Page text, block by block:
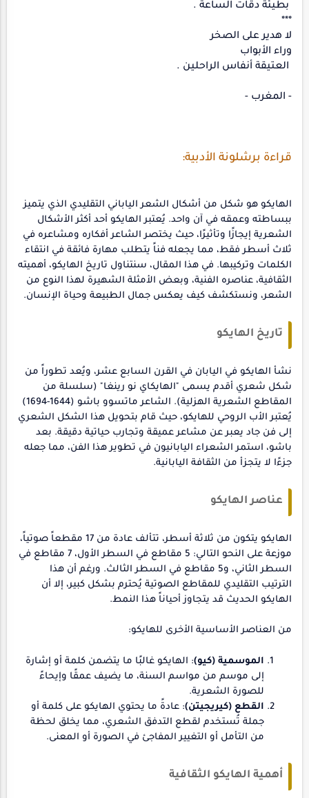
بطيئة دقات الساعة .
***
لا هدير على الصخر
وراء الأبواب
العتيقة أنفاس الراحلين .
- المغرب -
قراءة برشلونة الأدبية:
الهايكو هو شكل من أشكال الشعر الياباني التقليدي الذي يتميز
ببساطته وعمقه في آن واحد. يُعتبر الهايكو أحد أكثر الأشكال
الشعرية إيجازًا وتأثيرًا، حيث يختصر الشاعر أفكاره ومشاعره في
ثلاث أسطر فقط، مما يجعله فناً يتطلب مهارة فائقة في انتقاء
الكلمات وتركيبها. في هذا المقال، سنتناول تاريخ الهايكو، أهميته
الثقافية، عناصره الفنية، وبعض الأمثلة الشهيرة لهذا النوع من
الشعر، ونستكشف كيف يعكس جمال الطبيعة وحياة الإنسان.
تاريخ الهايكو
نشأ الهايكو في اليابان في القرن السابع عشر، ويُعد تطوراً من
شكل شعري أقدم يسمى "الهايكاي نو رينغا" (سلسلة من
المقاطع الشعرية الهزلية). الشاعر ماتسوو باشو (1644-1694)
يُعتبر الأب الروحي للهايكو، حيث قام بتحويل هذا الشكل الشعري
إلى فن جاد يعبر عن مشاعر عميقة وتجارب حياتية دقيقة. بعد
باشو، استمر الشعراء اليابانيون في تطوير هذا الفن، مما جعله
جزءًا لا يتجزأ من الثقافة اليابانية.
عناصر الهايكو
الهايكو يتكون من ثلاثة أسطر، تتألف عادة من 17 مقطعاً صوتياً،
موزعة على النحو التالي: 5 مقاطع في السطر الأول، 7 مقاطع في
السطر الثاني، و5 مقاطع في السطر الثالث. ورغم أن هذا
الترتيب التقليدي للمقاطع الصوتية يُحترم بشكل كبير، إلا أن
الهايكو الحديث قد يتجاوز أحياناً هذا النمط.
من العناصر الأساسية الأخرى للهايكو:
الموسمية (كيو): الهايكو غالبًا ما يتضمن كلمة أو إشارة
إلى موسم من مواسم السنة، ما يضيف عمقًا وإيحاءً
للصورة الشعرية.
القطع (كيريجيتن): عادةً ما يحتوي الهايكو على كلمة أو
جملة تُستخدم لقطع التدفق الشعري، مما يخلق لحظة
من التأمل أو التغيير المفاجئ في الصورة أو المعنى.
أهمية الهايكو الثقافية